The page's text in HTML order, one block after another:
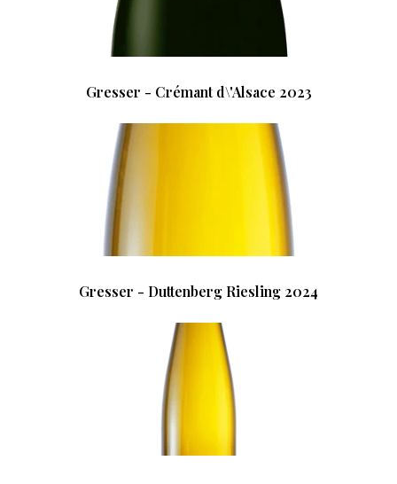
Gresser - Crémant d\'Alsace 2023
Gresser - Duttenberg Riesling 2024